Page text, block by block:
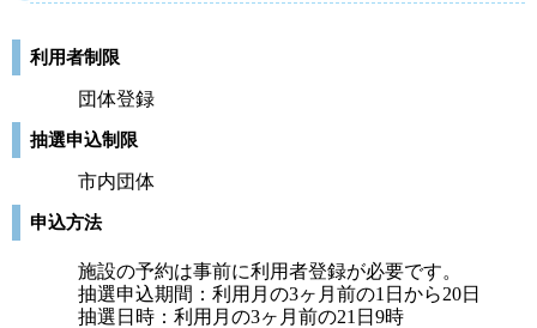
利用者制限
団体登録
抽選申込制限
市内団体
申込方法
施設の予約は事前に利用者登録が必要です。
抽選申込期間：利用月の3ヶ月前の1日から20日
抽選日時：利用月の3ヶ月前の21日9時